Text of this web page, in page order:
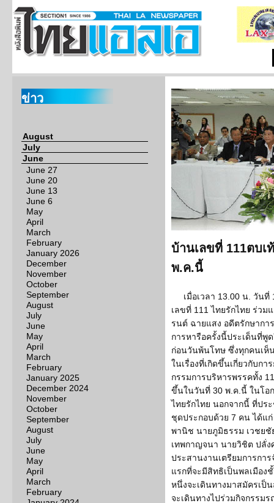
ข่าว
August
July
June
June 27
June 20
June 13
June 6
May
April
March
February
January 2026
December
November
October
September
August
July
June
May
April
March
February
January 2025
December 2024
November
October
September
August
July
June
May
April
March
February
บ้านเลขที่ 111ตบ
พ.ค.นี้
เมื่อเวลา 13.00 น. วัน
เลขที่ 111 ไทยรักไทย ร่วม
รนต์ ฉายแสง อดีตรักษากา
การหารือครั้งนี้ประเด็นที่พู
ก่อนวันพ้นโทษ ซึ่งทุกคนเห็
ในเรื่องที่เกิดขึ้นเกี่ยวกับก
กรรมการบริหารพรรคทั้ง
ขึ้นในวันที่ 30 พ.ค.นี้ ในโอ
ไทยรักไทย นอกจากนี้ ที่ปร
ชุดประกอบด้วย 7 คน ได้แ
พานิช นายภูมิธรรม เวชยชั
เทพกาญจนา นายวิชิต ปลั่ง
ประสานงานเตรียมการกา
แรกที่จะมีสิทธิเป็นพลเมือง
หนึ่งจะเดินทางมาสมัครเป็
จะเดินทางไปร่วมกิจกรรม